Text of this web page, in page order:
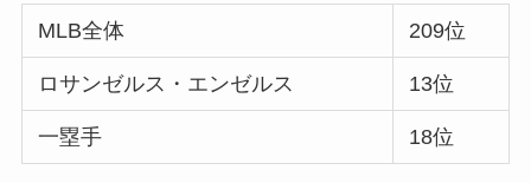
MLB全体 209位
ロサンゼルス・エンゼルス 13位
一塁手 18位